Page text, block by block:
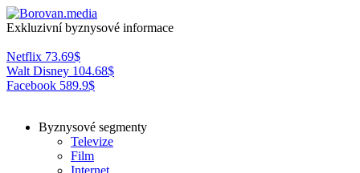
Exkluzivní byznysové informace
Netflix 73.69$
Walt Disney 104.68$
Facebook 589.9$
Byznysové segmenty
Televize
Film
Internet